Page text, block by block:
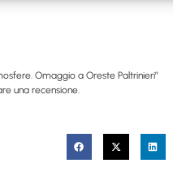
Omaggio a Oreste Paltrinieri”
una recensione.